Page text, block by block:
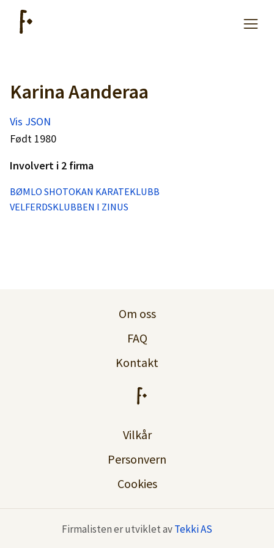
Artikler
Hjelp
Kjøpe lister
Priser
Karina Aanderaa
Vis JSON
Født 1980
Involvert i 2 firma
BØMLO SHOTOKAN KARATEKLUBB
VELFERDSKLUBBEN I ZINUS
Om oss
FAQ
Kontakt
Vilkår
Personvern
Cookies
Firmalisten er utviklet avTekki AS